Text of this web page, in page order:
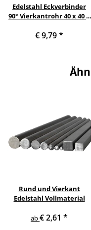
Edelstahl Eckverbinder
90° Vierkantrohr 40 x 40 x
€ 9,79*
Rund und Vierkant
Edelstahl Vollmaterial
ab€ 2,61 *